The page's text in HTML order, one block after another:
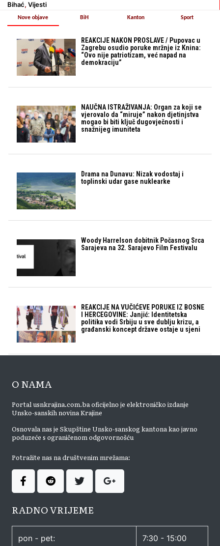
Bihać, Vijesti
Nove objave
REAKCIJE NAKON PROSLAVE / Pupovac u
Zagrebu osudio poruke mržnje iz Knina:
“Ovo nije patriotizam, već napad na
demokraciju”
NAUČNA ISTRAŽIVANJA: Organ za koji se
vjerovalo da “miruje” nakon djetinjstva
mogao bi biti ključ dugovječnosti i
snažnijeg imuniteta
Drama na Dunavu: Nizak vodostaj i
toplinski udar gase nuklearke
Woody Harrelson dobitnik Počasnog Srca
Sarajeva na 32. Sarajevo Film Festivalu
REAKCIJE NA VUČIĆEVE PORUKE IZ BOSNE
I HERCEGOVINE: Janjić: Identitetska
politika vodi Srbiju u sve dublju krizu, a
građanski koncept države ostaje u sjeni
BiH Kanton Sport
O NAMA
Portal usnkrajina.com.ba oficijelno je elektroničko izdanje
Unsko-sanskih novina Krajine
Osnovala nas je Skupštine Unsko-sanskog kantona kao javno
poduzeće s ograničenom odgovornošću
Potražite nas na društvenim mrežama:
RADNO VRIJEME
pon - pet: 7:30 - 15:00